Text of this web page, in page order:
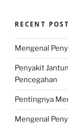
RECENT
Mengenal
Penyakit
Pencegahan
Pentingnya
Mengenal